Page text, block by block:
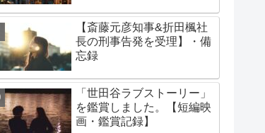
【斎藤元彦知事&折田楓社
長の刑事告発を受理】・備
忘録
「世田谷ラブストーリー」
を鑑賞しました。【短編映
画・鑑賞記録】